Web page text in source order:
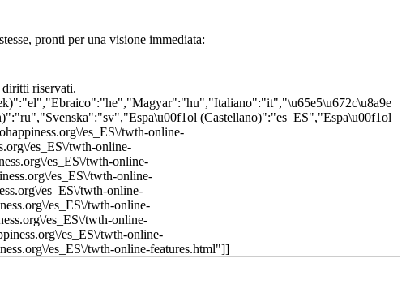
riservati.
(Castellano)":"es_ES","Espa\u00f1ol
es_ES\/twth-online-
es_ES\/twth-online-
es_ES\/twth-online-
es_ES\/twth-online-
es_ES\/twth-online-
es_ES\/twth-online-
es_ES\/twth-online-
es_ES\/twth-online-
es_ES\/twth-online-features.html"]]